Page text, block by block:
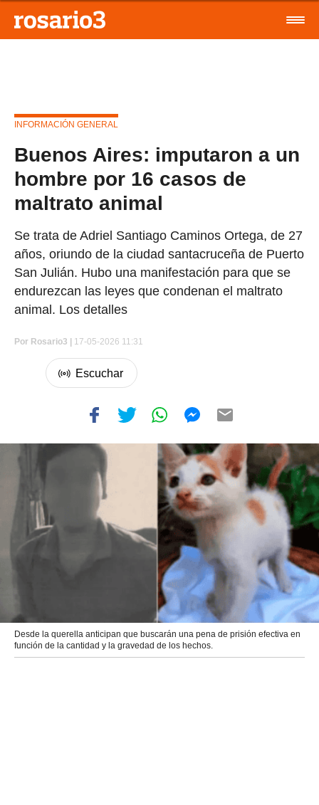
INFORMACIÓN GENERAL
Buenos Aires: imputaron a un
hombre por 16 casos de
maltrato animal
Se trata de Adriel Santiago Caminos Ortega, de 27
años, oriundo de la ciudad santacruceña de Puerto
San Julián. Hubo una manifestación para que se
endurezcan las leyes que condenan el maltrato
animal. Los detalles
Por Rosario3 | 17-05-2026 11:31
Desde la querella anticipan que buscarán una pena de prisión efectiva en
función de la cantidad y la gravedad de los hechos.